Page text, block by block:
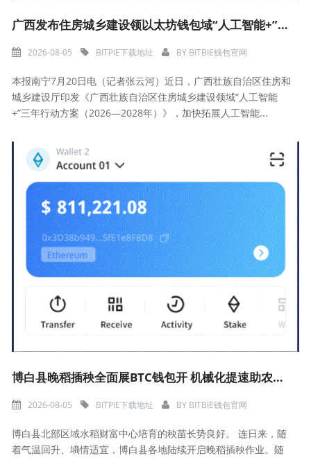
广西发布住房城乡建设领以太坊钱包域“人工智能+”三年行动方案
2026-08-05 BITPIE下载地址 BY BITBIE钱包官网
本报南宁7月20日电（记者张云河）近日，广西壮族自治区住房和
城乡建设厅印发《广西壮族自治区住房城乡建设领域“人工智能
+”三年行动方案（2026—2028年）》，加快拓展人工智能...
博白县晚稻插秧全面展BTC钱包开 机械化提速助农保丰收
2026-08-05 BITPIE下载地址 BY BITBIE钱包官网
博白县北部区域水稻财富中心培育的秧苗长势良好。 连日来，随
着气温回升、墒情适宜，博白县各地陆续开启晚稻插秧作业。随